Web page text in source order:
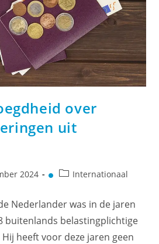
over
uit
2024 Internationaal
Nederlander was in de jaren
buitenlands belastingplichtige
heeft voor deze jaren geen